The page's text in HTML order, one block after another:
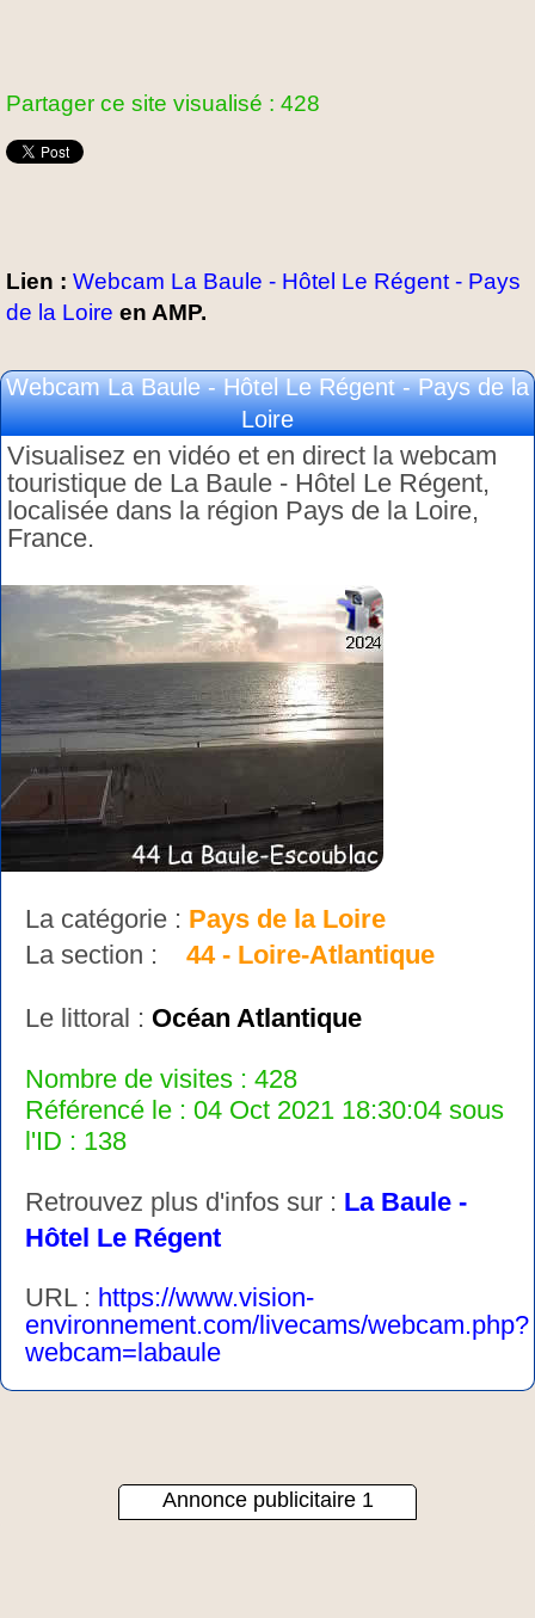
Partager ce site visualisé : 428
Lien : Webcam La Baule - Hôtel Le Régent - Pays
de la Loire en AMP.
Webcam La Baule - Hôtel Le Régent - Pays de la
Loire
Visualisez en vidéo et en direct la webcam
touristique de La Baule - Hôtel Le Régent,
localisée dans la région Pays de la Loire,
France.
La catégorie : Pays de la Loire
La section : 44 - Loire-Atlantique
Le littoral : Océan Atlantique
Nombre de visites : 428
Référencé le : 04 Oct 2021 18:30:04 sous
l'ID : 138
Retrouvez plus d'infos sur : La Baule -
Hôtel Le Régent
URL : https://www.vision-
environnement.com/livecams/webcam.php?
webcam=labaule
Annonce publicitaire 1